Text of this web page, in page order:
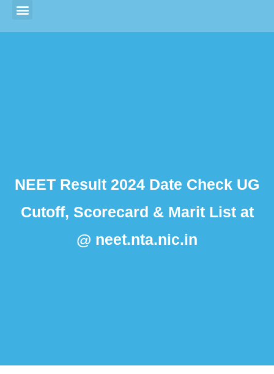
NEET Result 2024 Date Check UG
Cutoff, Scorecard & Marit List at
@ neet.nta.nic.in